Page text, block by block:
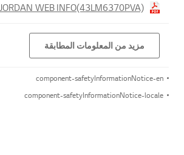
JORDAN WEB INFO(43LM6370PVA)
مزيد من المعلومات المطابقة
component-safetyInformationNotice-en
component-safetyInformationNotice-locale